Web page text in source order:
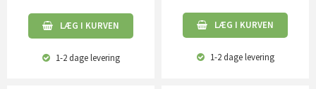
LÆG I KURVEN
1-2 dagelevering
LÆG I KURVEN
1-2 dagelevering